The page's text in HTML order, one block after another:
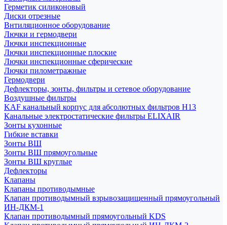
Герметик силиконовый
Диски отрезные
Внтиляционное оборудование
Лючки и гермодвери
Лючки инспекционные
Лючки инспекционные плоские
Лючки инспекционные сферические
Лючки пилометражные
Гермодвери
Дефлекторы, зонты, фильтры и сетевое оборудование
Воздушные фильтры
KAF канальный корпус для абсолютных фильтров H13
Канальные электростатические фильтры ELIXAIR
Зонты кухонные
Гибкие вставки
Зонты ВШ
Зонты ВШ прямоугольные
Зонты ВШ круглые
Дефлекторы
Клапаны
Клапаны противодымные
Клапан противодымный взрывозащищенный прямоугольный
ИН-ДКМ-1
Клапан противодымный прямоугольный KDS